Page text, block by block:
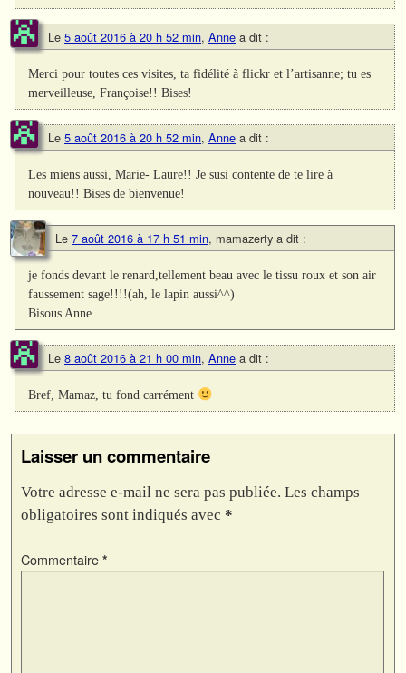
Le 5 août 2016 à 20 h 52 min, Anne a dit :
Merci pour toutes ces visites, ta fidélité à flickr et l’artisanne; tu es
merveilleuse, Françoise!! Bises!
Le 5 août 2016 à 20 h 52 min, Anne a dit :
Les miens aussi, Marie- Laure!! Je susi contente de te lire à
nouveau!! Bises de bienvenue!
Le 7 août 2016 à 17 h 51 min, mamazerty a dit :
je fonds devant le renard,tellement beau avec le tissu roux et son air
faussement sage!!!!(ah, le lapin aussi^^)
Bisous Anne
Le 8 août 2016 à 21 h 00 min, Anne a dit :
Bref, Mamaz, tu fond carrément
Laisser un commentaire
Votre adresse e-mail ne sera pas publiée. Les champs
obligatoires sont indiqués avec *
Commentaire *